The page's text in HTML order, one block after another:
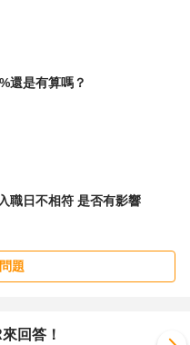
還是有算嗎？
職日不相符 是否有影響
題
回答！